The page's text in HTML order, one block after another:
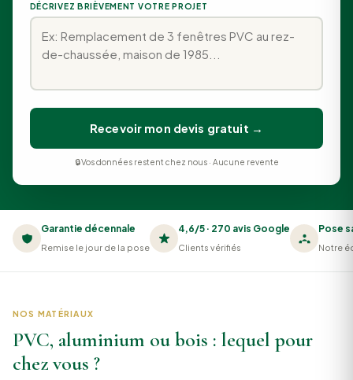
DÉCRIVEZ BRIÈVEMENT VOTRE PROJET
Recevoir mon devis gratuit →
🔒 Vos données restent chez nous · Aucune revente
Garantie décennale
Remise le jour de la pose
4,6/5 · 270 avis Google
Clients vérifiés
Pose
Notre
NOS MATÉRIAUX
PVC, aluminium ou bois : lequel pour
chez vous ?